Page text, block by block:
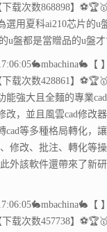
下载次数868898】
選用夏科ai210芯片的
u盤都是當贈品的u盤
下载次数428861】
能強大且全麵的專業
改，並且風雲cad修改
cad等多種格局轉化，
修改、批注、轉化等
外該軟件還帶來了新
下载次数457738】